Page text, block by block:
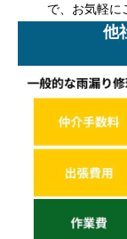
で、お気軽に
他